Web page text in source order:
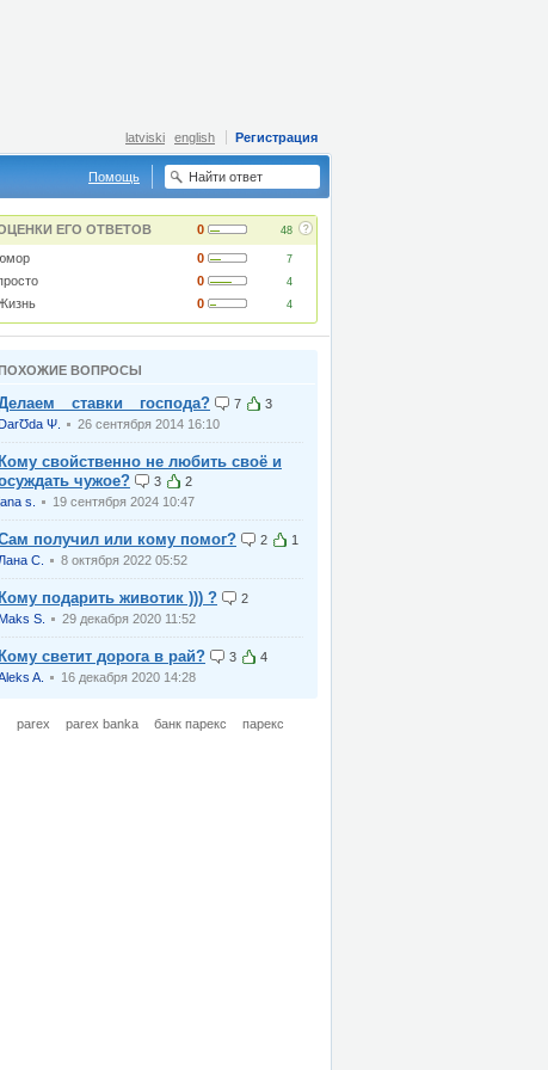
Регистрация
latviski english
Помощь
ЕГО ОТВЕТОВ 0 48 ?
0 7
0 4
0 4
ВОПРОСЫ
7
3
DarƱda Ψ.
26 сентября 2014 16:10
Кому свойственно не любить своё и
чужое?
3
2
s.
19 сентября 2024 10:47
получил или кому помог? 2
1
Лана С.
8 октября 2022 05:52
Кому подарить животик ))) ?
2
Maks S.
29 декабря 2020 11:52
Кому светит дорога в рай? 3
4
A.
16 декабря 2020 14:28
parex parex banka банк парекс парекс